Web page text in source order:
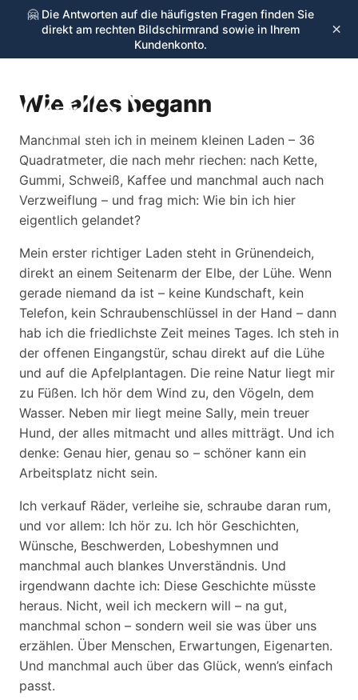
🤗 Die Antworten auf die häufigsten Fragen finden Sie
direkt am rechten Bildschirmrand sowie in Ihrem
Kundenkonto.
×
cycling-stop.de
Wie alles begann
Manchmal steh ich in meinem kleinen Laden – 36
Quadratmeter, die nach mehr riechen: nach Kette,
Gummi, Schweiß, Kaffee und manchmal auch nach
Verzweiflung – und frag mich: Wie bin ich hier
eigentlich gelandet?
Mein erster richtiger Laden steht in Grünendeich,
direkt an einem Seitenarm der Elbe, der Lühe. Wenn
gerade niemand da ist – keine Kundschaft, kein
Telefon, kein Schraubenschlüssel in der Hand – dann
hab ich die friedlichste Zeit meines Tages. Ich steh in
der offenen Eingangstür, schau direkt auf die Lühe
und auf die Apfelplantagen. Die reine Natur liegt mir
zu Füßen. Ich hör dem Wind zu, den Vögeln, dem
Wasser. Neben mir liegt meine Sally, mein treuer
Hund, der alles mitmacht und alles mitträgt. Und ich
denke: Genau hier, genau so – schöner kann ein
Arbeitsplatz nicht sein.
Ich verkauf Räder, verleihe sie, schraube daran rum,
und vor allem: Ich hör zu. Ich hör Geschichten,
Wünsche, Beschwerden, Lobeshymnen und
manchmal auch blankes Unverständnis. Und
irgendwann dachte ich: Diese Geschichte müsste
heraus. Nicht, weil ich meckern will – na gut,
manchmal schon – sondern weil sie was über uns
erzählen. Über Menschen, Erwartungen, Eigenarten.
Und manchmal auch über das Glück, wenn’s einfach
passt.